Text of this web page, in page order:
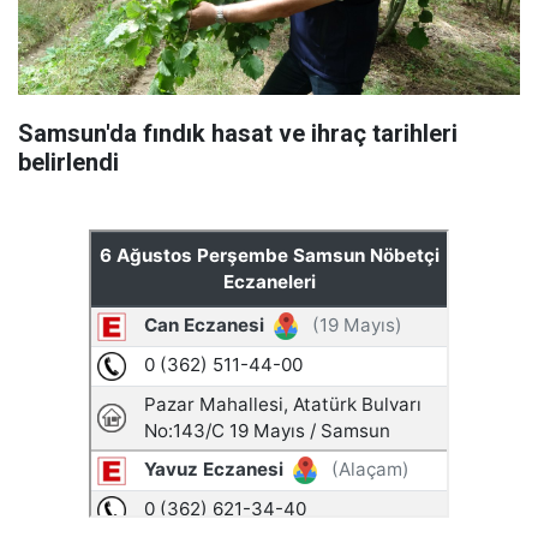
Samsun'da fındık hasat ve ihraç tarihleri
belirlendi